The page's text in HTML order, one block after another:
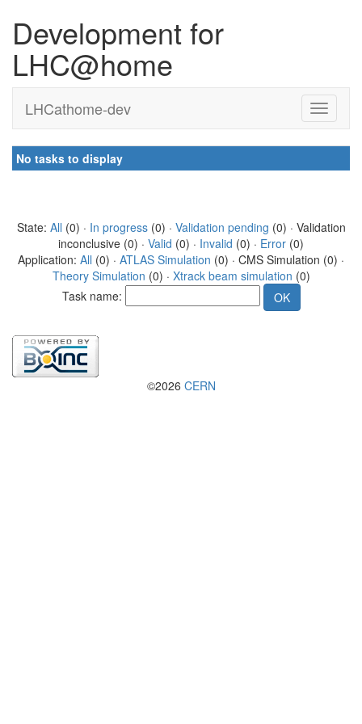
Development for
LHC@home
LHCathome-dev
No tasks to display
State: All (0) · In progress(0) · Validation pending (0) · Validation
inconclusive (0) · Valid (0) · Invalid (0) · Error (0)
Application: All (0) · ATLAS Simulation (0) · CMS Simulation (0) ·
Theory Simulation (0) · Xtrack beam simulation (0)
Task name:
©2026 CERN